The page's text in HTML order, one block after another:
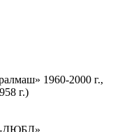
1960-2000 г.,
г.)
ДЮБЛ»